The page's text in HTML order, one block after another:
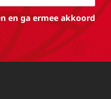
en ga ermee akkoord